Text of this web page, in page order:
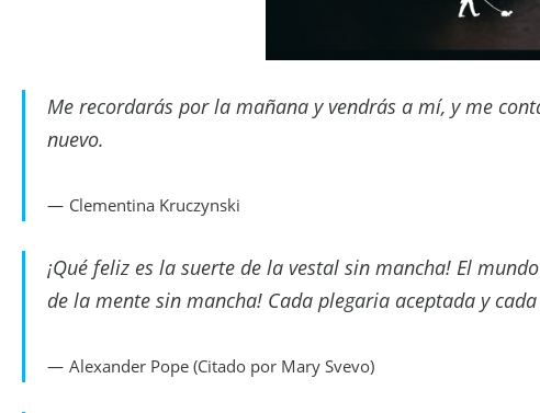
Me recordarás por la mañana y vendrás a mí, y me
nuevo.
Clementina Kruczynski
¡Qué feliz es la suerte de la vestal sin mancha! El
de la mente sin mancha! Cada plegaria aceptada y
Alexander Pope (Citado por Mary Svevo)